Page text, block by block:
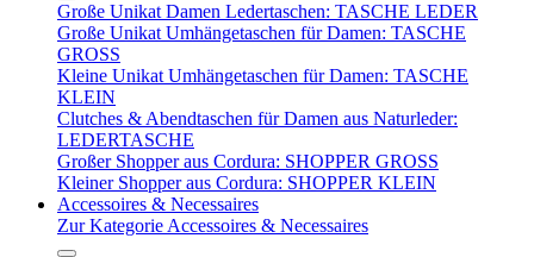
Große Unikat Damen Ledertaschen: TASCHE LEDER
Große Unikat Umhängetaschen für Damen: TASCHE
GROSS
Kleine Unikat Umhängetaschen für Damen: TASCHE
KLEIN
Clutches & Abendtaschen für Damen aus Naturleder:
LEDERTASCHE
Großer Shopper aus Cordura: SHOPPER GROSS
Kleiner Shopper aus Cordura: SHOPPER KLEIN
Accessoires & Necessaires
Zur Kategorie Accessoires & Necessaires